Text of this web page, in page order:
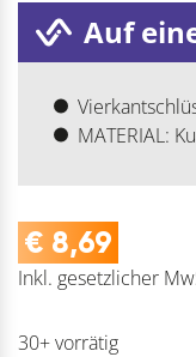
Auf
MATERIAL:
€ 8,69
Inkl. gesetzlicher
30+ vorrätig